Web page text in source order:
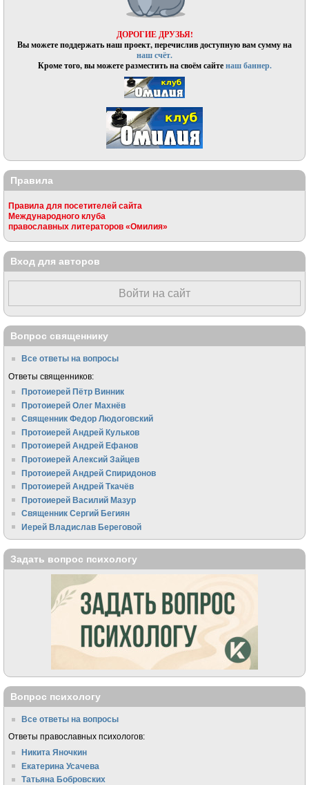
ДОРОГИЕ ДРУЗЬЯ!
Вы можете поддержать наш проект, перечислив доступную вам сумму на
наш счёт.
Кроме того, вы можете разместить на своём сайтенаш баннер.
Правила
Правила для посетителей сайта
Международного клуба
православных литераторов «Омилия»
Вход для авторов
Войти на сайт
Вопрос священнику
Все ответы на вопросы
Ответы священников:
Протоиерей Пётр Винник
Протоиерей Олег Махнёв
Священник Федор Людоговский
Протоиерей Андрей Кульков
Протоиерей Андрей Ефанов
Протоиерей Алексий Зайцев
Протоиерей Андрей Спиридонов
Протоиерей Андрей Ткачёв
Протоиерей Василий Мазур
Священник Сергий Бегиян
Иерей Владислав Береговой
Задать вопрос психологу
Вопрос психологу
Все ответы на вопросы
Ответы православных психологов:
Никита Яночкин
Екатерина Усачева
Татьяна Бобровских